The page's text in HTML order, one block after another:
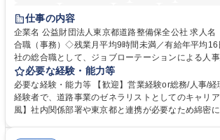
研修あり
退職金あり
駅近5分以内
資格取得手当あり 食事補助あり
仕事の内容
企業名 公益財団法人東京都道路整備保全公社 求人名 【都庁グループ】総
合職（事務）◇残業月平均9時間未満／有給年平均16日取得 仕事
社の総合職として、ジョブローテーションによる人
等のフロント部門の部署等幅広い部署での業務をお任
制度やキャリア支援が充実しております！ ※下記業務詳細 【業務
管理部門：広報、人事、経理など当公社の運営に係
門：駐車場の新規開拓、管理運営、新宿駅西口広場
必要な経験・能力等
必要な経験・能力等 【歓迎】営業経験or総務/人事/
経験者で、道路事業のゼネラリストとしてのキャリ
風】社内関係部署や東京都と連携が必要なため綿密